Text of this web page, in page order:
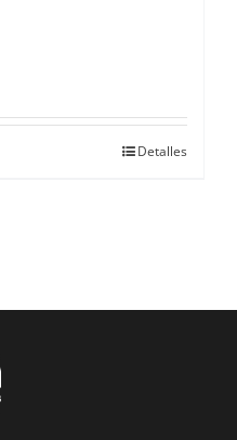
Detalles